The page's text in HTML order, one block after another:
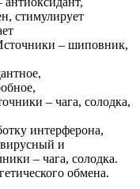
стимулирует
– шиповник,
– чага, солодка,
интерферона,
и
– чага, солодка.
обмена.